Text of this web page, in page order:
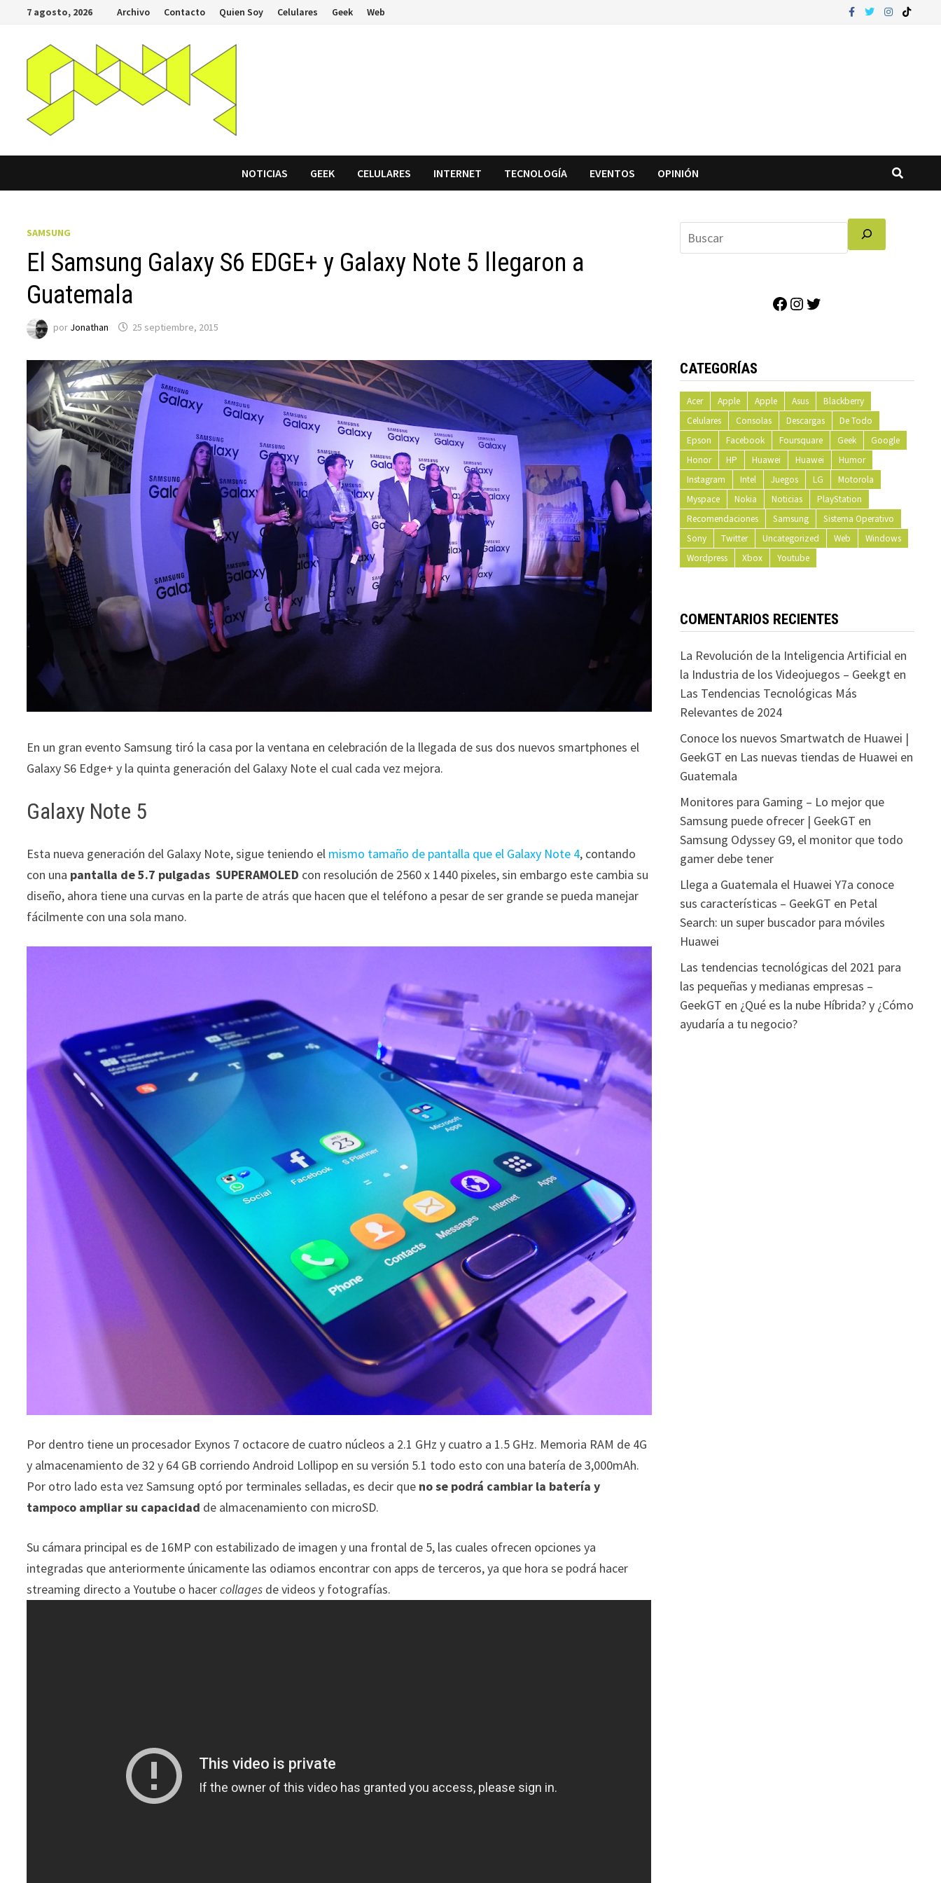
Saltar
contenido
7 agosto, 2026 Archivo Contacto Quien Soy Celulares Geek Web
NOTICIAS GEEK CELULARES INTERNET TECNOLOGÍA EVENTOS OPINIÓN
SAMSUNG
El Samsung Galaxy S6 EDGE+ y Galaxy Note 5 llegaron a
Guatemala
por Jonathan 25 septiembre, 2015
En un gran evento Samsung tiró la casa por la ventana en celebración de la llegada de sus dos nuevos smartphones el
Galaxy S6 Edge+ y la quinta generación del Galaxy Note el cual cada vez mejora.
Galaxy Note 5
Esta nueva generación del Galaxy Note, sigue teniendo el mismo tamaño de pantalla que el Galaxy Note 4, contando
con una pantalla de 5.7 pulgadas SUPERAMOLED con resolución de 2560 x 1440 pixeles, sin embargo este cambia su
diseño, ahora tiene una curvas en la parte de atrás que hacen que el teléfono a pesar de ser grande se pueda manejar
fácilmente con una sola mano.
Por dentro tiene un procesador Exynos 7 octacore de cuatro núcleos a 2.1 GHz y cuatro a 1.5 GHz. Memoria RAM de 4G
y almacenamiento de 32 y 64 GB corriendo Android Lollipop en su versión 5.1 todo esto con una batería de 3,000mAh.
Por otro lado esta vez Samsung optó por terminales selladas, es decir que no se podrá cambiar la batería y
tampoco ampliar su capacidad de almacenamiento con microSD.
Su cámara principal es de 16MP con estabilizado de imagen y una frontal de 5, las cuales ofrecen opciones ya
integradas que anteriormente únicamente las odiamos encontrar con apps de terceros, ya que hora se podrá hacer
streaming directo a Youtube o hacercollages de videos y fotografías.
Facebook
Instagram
CATEGORÍAS
Acer Apple Apple Asus
Blackberry
Celulares
Consolas Descargas
De Todo
Epson
Facebook Foursquare Geek
Google
Honor
HP Huawei Huawei
Humor
Instagram
Intel Juegos LG
Motorola
Myspace
Nokia Noticias
PlayStation
Recomendaciones
Samsung
Sistema Operativo
Sony
Twitter Uncategorized Web
Windows
Wordpress
Xbox Youtube
COMENTARIOS RECIENTES
La Revolución de la Inteligencia Artificial en
la Industria de los Videojuegos – Geekgten
Las Tendencias Tecnológicas Más
Relevantes de 2024
Conoce los nuevos Smartwatch de Huawei |
GeekGT en Las nuevas tiendas de Huawei en
Guatemala
Monitores para Gaming – Lo mejor que
Samsung puede ofrecer | GeekGT en
Samsung Odyssey G9, el monitor que todo
gamer debe tener
Llega a Guatemala el Huawei Y7a conoce
sus características – GeekGT en Petal
Search: un super buscador para móviles
Huawei
Las tendencias tecnológicas del 2021 para
las pequeñas y medianas empresas –
GeekGT en ¿Qué es la nube Híbrida? y ¿Cómo
ayudaría a tu negocio?